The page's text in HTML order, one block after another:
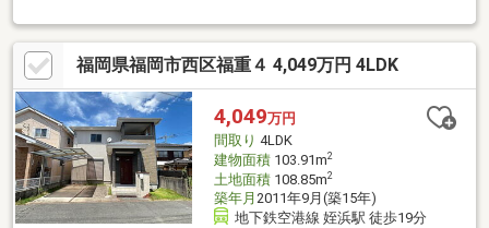
福岡県福岡市西区福重４ 4,049万円 4LDK
4,049万円
間取り 4LDK
建物面積103.91m2
土地面積108.85m2
築年月 2011年9月(築15年)
地下鉄空港線 姪浜駅 徒歩19分